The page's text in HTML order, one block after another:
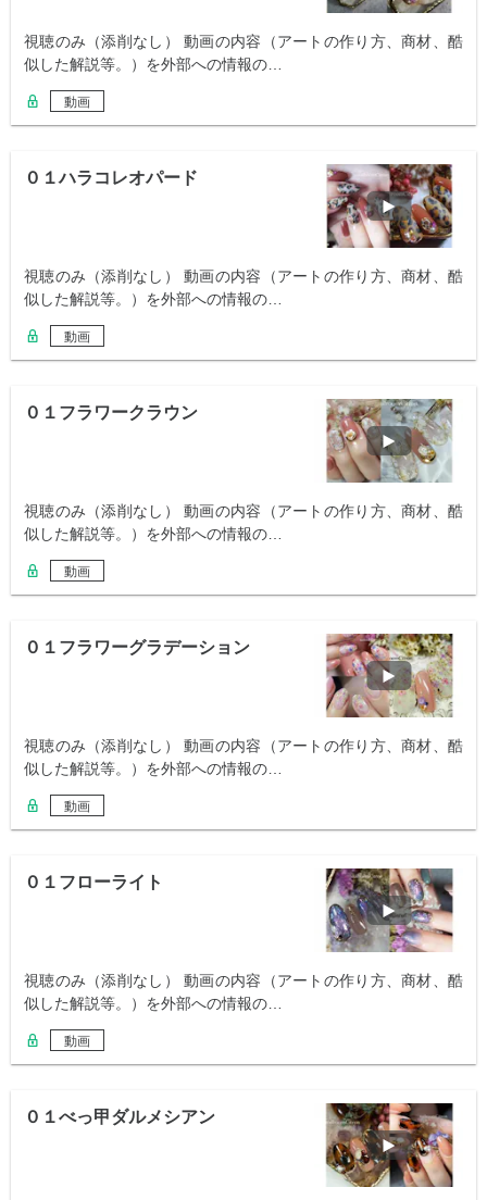
視聴のみ（添削なし） 動画の内容（アートの作り方、商材、酷
似した解説等。）を外部への情報の…
動画
０１ハラコレオパード
視聴のみ（添削なし） 動画の内容（アートの作り方、商材、酷
似した解説等。）を外部への情報の…
動画
０１フラワークラウン
視聴のみ（添削なし） 動画の内容（アートの作り方、商材、酷
似した解説等。）を外部への情報の…
動画
０１フラワーグラデーション
視聴のみ（添削なし） 動画の内容（アートの作り方、商材、酷
似した解説等。）を外部への情報の…
動画
０１フローライト
視聴のみ（添削なし） 動画の内容（アートの作り方、商材、酷
似した解説等。）を外部への情報の…
動画
０１べっ甲ダルメシアン